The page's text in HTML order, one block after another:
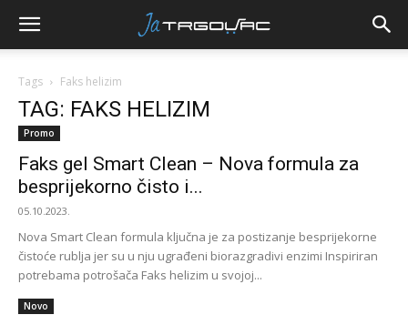
Tags Faks helizim
TAG: FAKS HELIZIM
Promo
Faks gel Smart Clean – Nova formula za
besprijekorno čisto i...
05.10.2023.
Nova Smart Clean formula ključna je za postizanje besprijekorne
čistoće rublja jer su u nju ugrađeni biorazgradivi enzimi Inspiriran
potrebama potrošača Faks helizim u svojoj...
Novo